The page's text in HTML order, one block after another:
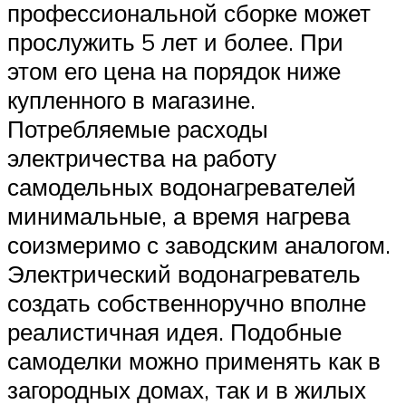
профессиональной сборке может
прослужить 5 лет и более. При
этом его цена на порядок ниже
купленного в магазине.
Потребляемые расходы
электричества на работу
самодельных водонагревателей
минимальные, а время нагрева
соизмеримо с заводским аналогом.
Электрический водонагреватель
создать собственноручно вполне
реалистичная идея. Подобные
самоделки можно применять как в
загородных домах, так и в жилых